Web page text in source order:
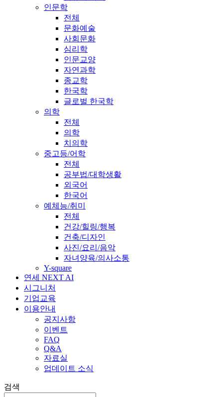
인문학
전체
문화예술
사회문화
심리학
인문교양
자연과학
종교학
한국학
글로벌 한국학
의학
전체
의학
치의학
중고등/어학
전체
공부법/대학생활
외국어
한국어
예체능/취미
전체
건강/힐링/행복
건축/디자인
사진/요리/음악
자녀양육/의사소통
Y-square
연세 NEXT AI
시그니처
기업교육
이용안내
공지사항
이벤트
FAQ
Q&A
자료실
업데이트 소식
검색